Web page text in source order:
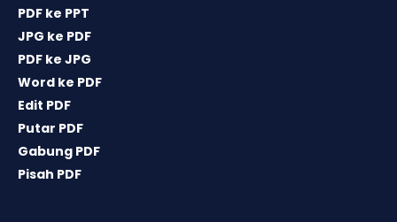
PDF ke PPT
JPG ke PDF
PDF ke JPG
Word ke PDF
Edit PDF
Putar PDF
Gabung PDF
Pisah PDF